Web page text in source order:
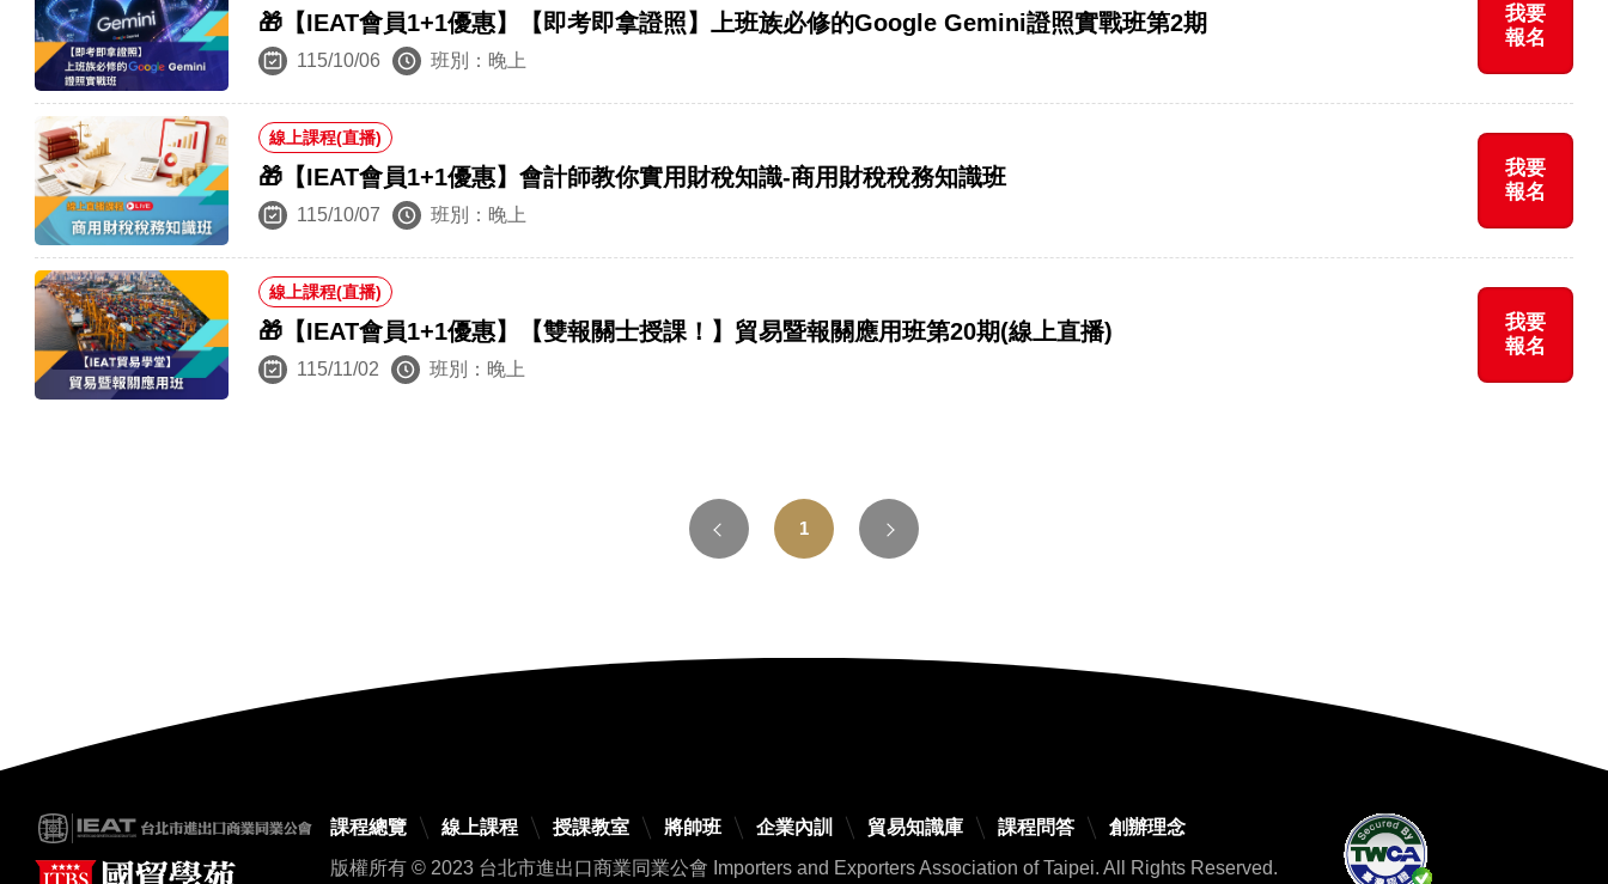
🎁【IEAT會員1+1優惠】【即考即拿證照】上班族必修的Google Gemini證照實戰班第2期
115/10/06 班別：晚上
我要
報名
線上課程(直播)
🎁【IEAT會員1+1優惠】會計師教你實用財稅知識-商用財稅稅務知識班
115/10/07 班別：晚上
我要
報名
線上課程(直播)
🎁【IEAT會員1+1優惠】【雙報關士授課！】貿易暨報關應用班第20期(線上直播)
115/11/02 班別：晚上
我要
報名
1
課程總覽 線上課程 授課教室 將帥班 企業內訓 貿易知識庫 課程問答
創辦理念
版權所有 © 2023 台北市進出口商業同業公會 Importers and Exporters Association of Taipei. All Rights Reserved.